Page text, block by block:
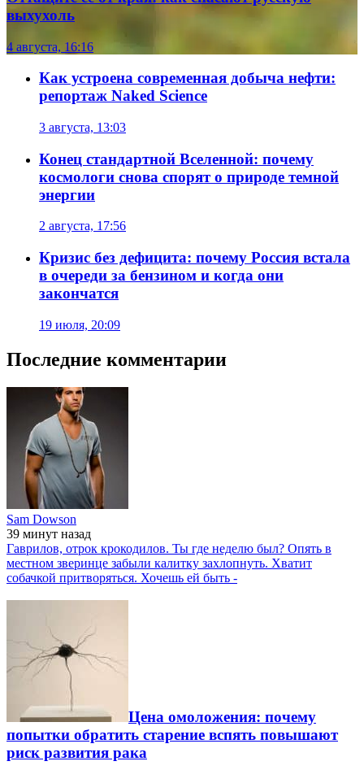
выхухоль
4 августа, 16:16
Как устроена современная добыча нефти:
репортаж Naked Science
3 августа, 13:03
Конец стандартной Вселенной: почему
космологи снова спорят о природе темной
энергии
2 августа, 17:56
Кризис без дефицита: почему Россия встала
в очереди за бензином и когда они
закончатся
19 июля, 20:09
Последние комментарии
Sam Dowson
39 минут назад
Гаврилов, отрок крокодилов. Ты где неделю был? Опять в
местном зверинце забыли калитку захлопнуть. Хватит
собачкой притворяться. Хочешь ей быть -
Цена омоложения: почему
попытки обратить старение вспять повышают
риск развития рака